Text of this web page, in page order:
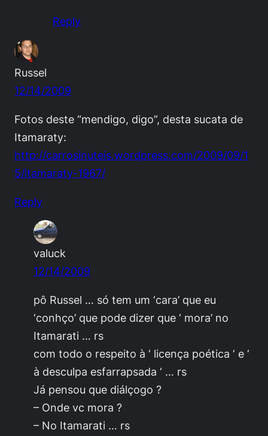
Reply
Russel
12/14/2009
Fotos deste “mendigo, digo”, desta sucata de
Itamaraty:
http://carrosinuteis.wordpress.com/2009/09/1
5/itamaraty-1967/
Reply
valuck
12/14/2009
pô Russel … só tem um ‘cara’ que eu
‘conhço’ que pode dizer que ‘ mora’ no
Itamarati … rs
com todo o respeito à ‘ licença poética ‘ e ‘
à desculpa esfarrapsada ‘ … rs
Já pensou que diálçogo ?
– Onde vc mora ?
– No Itamarati … rs